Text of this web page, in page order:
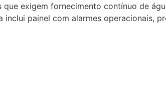
exigem fornecimento contínuo de
painel com alarmes operacionais,